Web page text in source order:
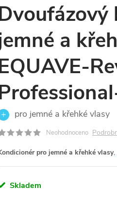
a
pro jemné a křehké vlasy
Neohodnoceno
pro jemné a křehké vlasy,
Skladem